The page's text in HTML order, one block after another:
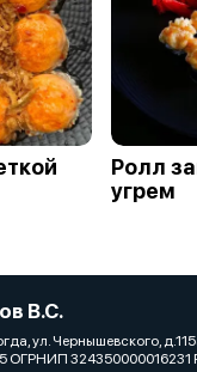
Ролл
угрем
В.С.
ул. Чернышевского,
ОГРНИП 324350000016231